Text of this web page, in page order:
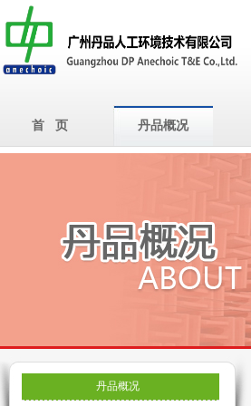
首 页 丹品概况
丹品概况